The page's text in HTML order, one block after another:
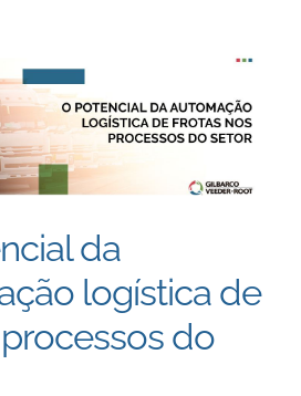
India
Asia Pacific
Australia
da
logística de
do